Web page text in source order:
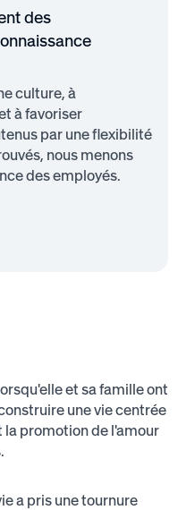
des
culture, à
à favoriser
par une flexibilité
nous menons
des employés.
et sa famille ont
une vie centrée
la promotion de l'amour
a pris une tournure